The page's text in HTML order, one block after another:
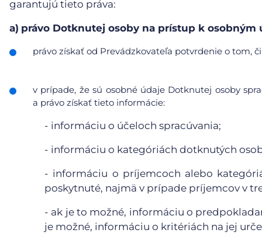
garantujú tieto práva:
a) právo Dotknutej osoby na prístup k osobným
právo získať od Prevádzkovateľa potvrdenie o tom,
v prípade, že sú osobné údaje Dotknutej osoby
a právo získať tieto informácie:
- informáciu o účeloch spracúvania;
- informáciu o kategóriách dotknutých
- informáciu o príjemcoch alebo
poskytnuté, najmä v prípade príjemcov v
- ak je to možné, informáciu o
je možné, informáciu o kritériách na jej